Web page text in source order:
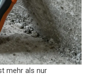
mehr als nur